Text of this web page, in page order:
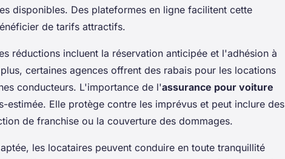
disponibles. Des plateformes en ligne facilitent cette
de tarifs attractifs.
réductions incluent la réservation anticipée et l'adhésion à
certaines agences offrent des rabais pour les locations
conducteurs. L'importance de l'assurance pour voiture
estimée. Elle protège contre les imprévus et peut inclure des
de franchise ou la couverture des dommages.
les locataires peuvent conduire en toute tranquillité